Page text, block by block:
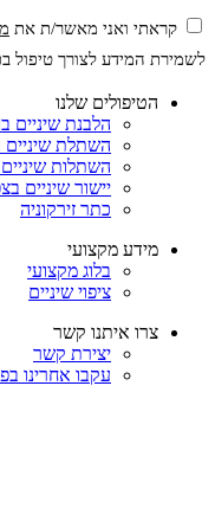
קראתי ואני מאשר/ת את
לשמירת המידע לצורך טיפול
הטיפולים שלנו
הלבנת שיניים
השתלת שיניים
השתלות שיניים
יישור שיניים
כתר זירקוניה
מידע מקצועי
בלוג מקצועי
ציפוי שיניים
צרו איתנו קשר
יצירת קשר
עקבו אחרינו